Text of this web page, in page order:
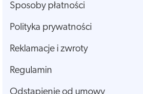
Sposoby płatności
Polityka prywatności
Reklamacje i zwroty
Regulamin
Odstąpienie od umowy